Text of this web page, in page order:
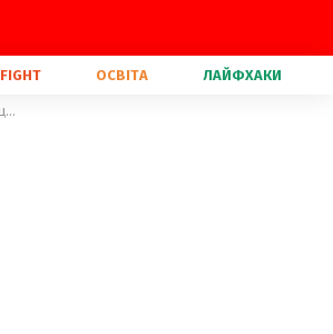
FIGHT ОСВІТА ЛАЙФХАКИ
Майлі Сайрус залишилася в минулому: Ліам Гемсворт підтвердив стосунки з новою обраницею